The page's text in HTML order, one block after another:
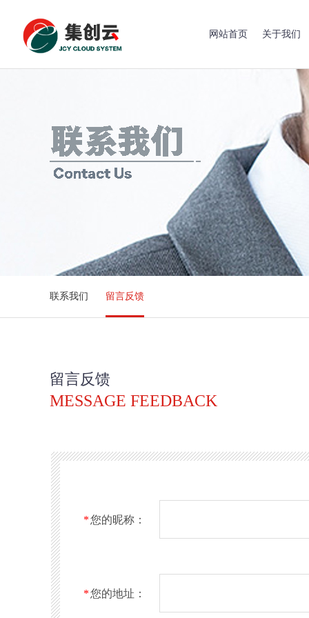
网站首页 关于我们
联系我们 留言反馈
留言反馈
MESSAGE FEEDBACK
*您的昵称：
*您的地址：